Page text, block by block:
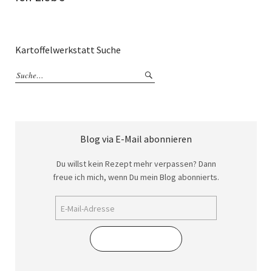
Kartoffelwerkstatt Suche
Blog via E-Mail abonnieren
Du willst kein Rezept mehr verpassen? Dann
freue ich mich, wenn Du mein Blog abonnierts.